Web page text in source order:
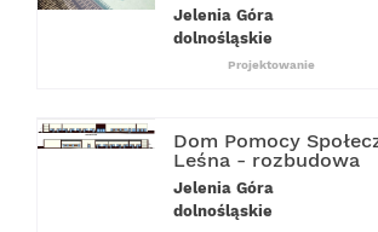
Jelenia Góra
dolnośląskie
Projektowanie
Dom Pomocy
Leśna - rozbudowa
Jelenia Góra
dolnośląskie